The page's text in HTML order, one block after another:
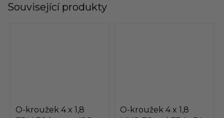
Související produkty
O-kroužek 4 x 1,8
O-kroužek 4 x 1,8